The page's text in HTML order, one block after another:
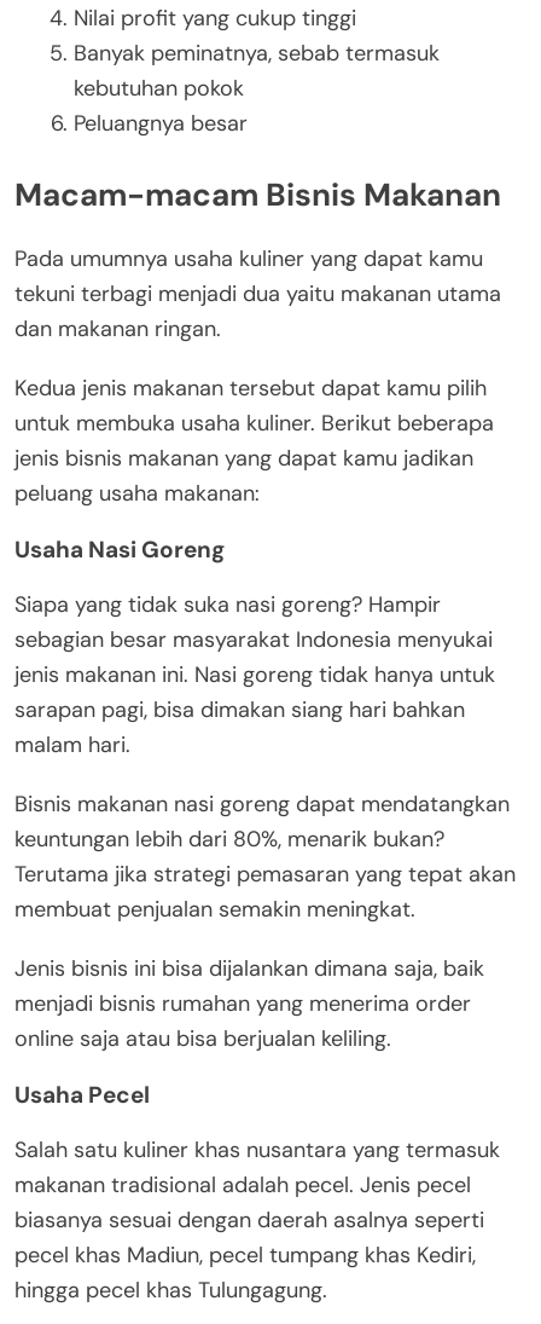
Nilai profit yang cukup tinggi
Banyak peminatnya, sebab termasuk
kebutuhan pokok
Peluangnya besar
Macam-macam Bisnis Makanan
Pada umumnya usaha kuliner yang dapat kamu
tekuni terbagi menjadi dua yaitu makanan utama
dan makanan ringan.
Kedua jenis makanan tersebut dapat kamu pilih
untuk membuka usaha kuliner. Berikut beberapa
jenis bisnis makanan yang dapat kamu jadikan
peluang usaha makanan:
Usaha Nasi Goreng
Siapa yang tidak suka nasi goreng? Hampir
sebagian besar masyarakat Indonesia menyukai
jenis makanan ini. Nasi goreng tidak hanya untuk
sarapan pagi, bisa dimakan siang hari bahkan
malam hari.
Bisnis makanan nasi goreng dapat mendatangkan
keuntungan lebih dari 80%, menarik bukan?
Terutama jika strategi pemasaran yang tepat akan
membuat penjualan semakin meningkat.
Jenis bisnis ini bisa dijalankan dimana saja, baik
menjadi bisnis rumahan yang menerima order
online saja atau bisa berjualan keliling.
Usaha Pecel
Salah satu kuliner khas nusantara yang termasuk
makanan tradisional adalah pecel. Jenis pecel
biasanya sesuai dengan daerah asalnya seperti
pecel khas Madiun, pecel tumpang khas Kediri,
hingga pecel khas Tulungagung.